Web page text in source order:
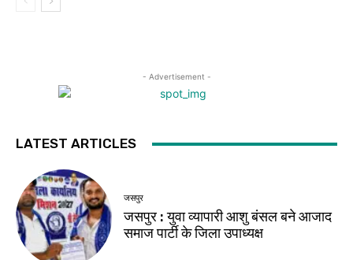
- Advertisement -
LATEST ARTICLES
जसपुर
जसपुर : युवा व्यापारी आशु बंसल बने आजाद
समाज पार्टी के जिला उपाध्यक्ष